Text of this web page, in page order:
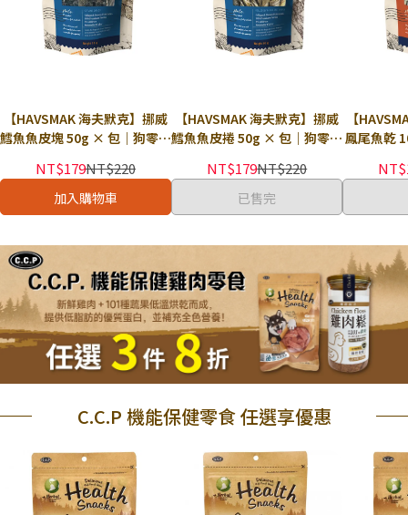
【HAVSMAK 海夫默克】挪威
鱈魚魚皮塊 50g × 包｜狗零食
食 全齡犬適用
NT$179NT$220
加入購物車
【HAVSMAK 海夫默克】挪威
鱈魚魚皮捲 50g × 包｜狗零食
食 全齡犬適用
NT$179NT$220
已售完
【
鳳尾魚乾
C.C.P 機能保健零食 任選享優惠